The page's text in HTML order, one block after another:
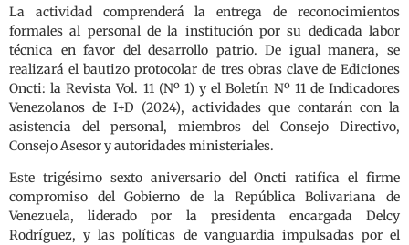
La actividad comprenderá la entrega de reconocimientos
formales al personal de la institución por su dedicada labor
técnica en favor del desarrollo patrio. De igual manera, se
realizará el bautizo protocolar de tres obras clave de Ediciones
Oncti: la Revista Vol. 11 (Nº 1) y el Boletín Nº 11 de Indicadores
Venezolanos de I+D (2024), actividades que contarán con la
asistencia del personal, miembros del Consejo Directivo,
Consejo Asesor y autoridades ministeriales.
Este trigésimo sexto aniversario del Oncti ratifica el firme
compromiso del Gobierno de la República Bolivariana de
Venezuela, liderado por la presidenta encargada Delcy
Rodríguez, y las políticas de vanguardia impulsadas por el